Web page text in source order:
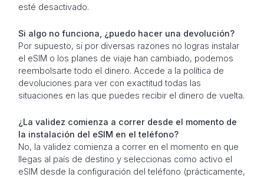
esté desactivado.
Si algo no funciona, ¿puedo hacer una devolución?
Por supuesto, si por diversas razones no logras instalar
el eSIM o los planes de viaje han cambiado, podemos
reembolsarte todo el dinero. Accede a la política de
devoluciones para ver con exactitud todas las
situaciones en las que puedes recibir el dinero de vuelta.
¿La validez comienza a correr desde el momento de
la instalación del eSIM en el teléfono?
No, la validez comienza a correr en el momento en que
llegas al país de destino y seleccionas como activo el
eSIM desde la configuración del teléfono (prácticamente,